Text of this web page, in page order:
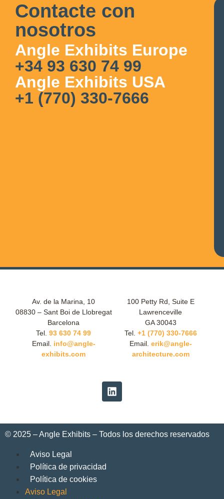
Contacte con
nosotros
Angle Exhibits Europe
+34 93 630 74 99
Angle Exhibits USA
+1 (770) 330-7666
Av. de la Marina, 10
08830 – Sant Boi de Llobregat
Barcelona
Tel. 93 630 74 99
Email. info@angle-
exhibits.com
100 Petty Rd, Suite E
Lawrenceville
GA 30043
Tel. +1 (770) 330-7666
Email. erik@angle-
architecture.com
© 2025 – Angle Exhibits – Todos los derechos reservados
Aviso Legal
Política de privacidad
Política de cookies
Aviso Legal